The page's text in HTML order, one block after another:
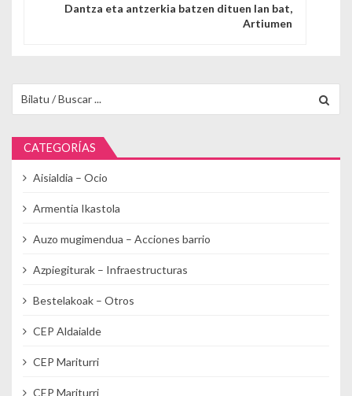
Dantza eta antzerkia batzen dituen lan bat,
Artiumen
CATEGORÍAS
Aisialdia – Ocio
Armentia Ikastola
Auzo mugimendua – Acciones barrio
Azpiegiturak – Infraestructuras
Bestelakoak – Otros
CEP Aldaialde
CEP Mariturri
CEP Mariturri